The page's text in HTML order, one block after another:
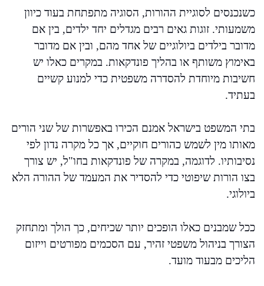
כשנכנסים לסוגיית ההורות, הסוגיה מתפתחת בעוד כיוון
משמעותי. זוגות גאים רבים מגדלים יחד ילדים, בין אם
מדובר בילדים ביולוגיים של אחד מהם, ובין אם מדובר
באימוץ משותף או בהליך פונדקאות. במקרים כאלו יש
חשיבות מיוחדת להסדרה משפטית כדי למנוע קשיים
בעתיד.
בתי המשפט בישראל אמנם הכירו באפשרות של שני הורים
מאותו מין לשמש כהורים חוקיים, אך כל מקרה נדון לפי
נסיבותיו. לדוגמה, במקרה של פונדקאות בחו"ל, יש צורך
בצו הורות שיפוטי כדי להסדיר את המעמד של ההורה הלא
ביולוגי.
ככל שמבנים כאלו הופכים יותר שכיחים, כך הולך ומתחזק
הצורך בניהול משפטי זהיר, עם הסכמים מפורטים וייזום
הליכים מבעוד מועד.